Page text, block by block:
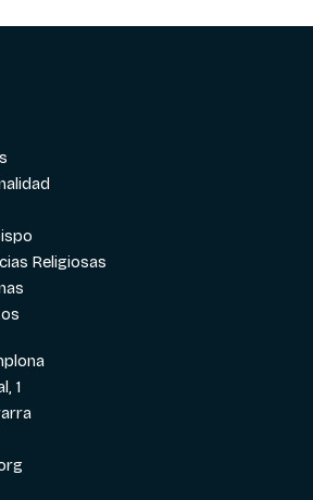
Religiosas
1